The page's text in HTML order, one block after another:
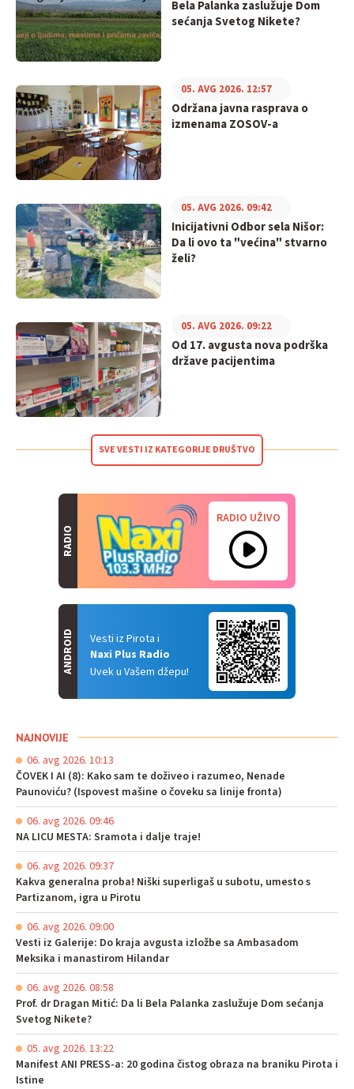
Bela Palanka zaslužuje Dom
sećanja Svetog Nikete?
Održana javna rasprava o
izmenama ZOSOV-a
05. AVG 2026. 12:57
Inicijativni Odbor sela Nišor:
Da li ovo ta "većina" stvarno
želi?
05. AVG 2026. 09:42
Od 17. avgusta nova podrška
države pacijentima
05. AVG 2026. 09:22
SVE VESTI IZ KATEGORIJE DRUŠTVO
RADIO
RADIO UŽIVO
Vesti iz Pirota i
Naxi Plus Radio
Uvek u Vašem džepu!
ANDROID
NAJNOVIJE
06. avg 2026. 10:13
ČOVEK I AI (8): Kako sam te doživeo i razumeo, Nenade
Paunoviću? (Ispovest mašine o čoveku sa linije fronta)
06. avg 2026. 09:46
NA LICU MESTA: Sramota i dalje traje!
06. avg 2026. 09:37
Kakva generalna proba! Niški superligaš u subotu, umesto s
Partizanom, igra u Pirotu
06. avg 2026. 09:00
Vesti iz Galerije: Do kraja avgusta izložbe sa Ambasadom
Meksika i manastirom Hilandar
06. avg 2026. 08:58
Prof. dr Dragan Mitić: Da li Bela Palanka zaslužuje Dom sećanja
Svetog Nikete?
05. avg 2026. 13:22
Manifest ANI PRESS-a: 20 godina čistog obraza na braniku Pirota i
Istine